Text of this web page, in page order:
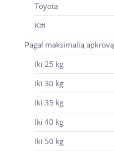
Toyota
Kiti
Pagal maksimalią apkrovą
Iki 25 kg
Iki 30 kg
Iki 35 kg
Iki 40 kg
Iki 50 kg